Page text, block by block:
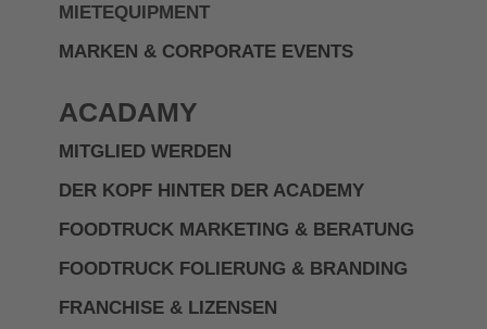
MIETEQUIPMENT
MARKEN & CORPORATE EVENTS
ACADAMY
MITGLIED WERDEN
DER KOPF HINTER DER ACADEMY
FOODTRUCK MARKETING & BERATUNG
FOODTRUCK FOLIERUNG & BRANDING
FRANCHISE & LIZENSEN